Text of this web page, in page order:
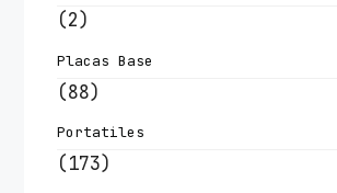
(2)
Placas Base
(88)
Portatiles
(173)